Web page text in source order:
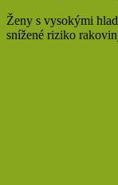
Ženy s vysokými
snížené riziko